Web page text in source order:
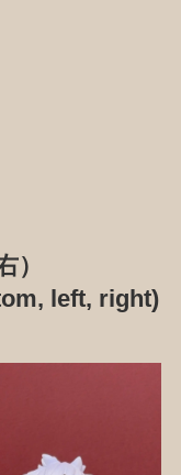
）
left, right)